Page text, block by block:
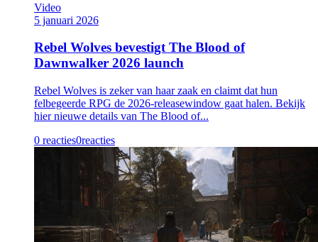
Video
5 januari 2026
Rebel Wolves bevestigt The Blood of
Dawnwalker 2026 launch
Rebel Wolves is zeker van haar zaak en claimt dat hun
felbegeerde RPG de 2026-releasewindow gaat halen. Bekijk
hier nieuwe details van The Blood of...
0 reacties0reacties